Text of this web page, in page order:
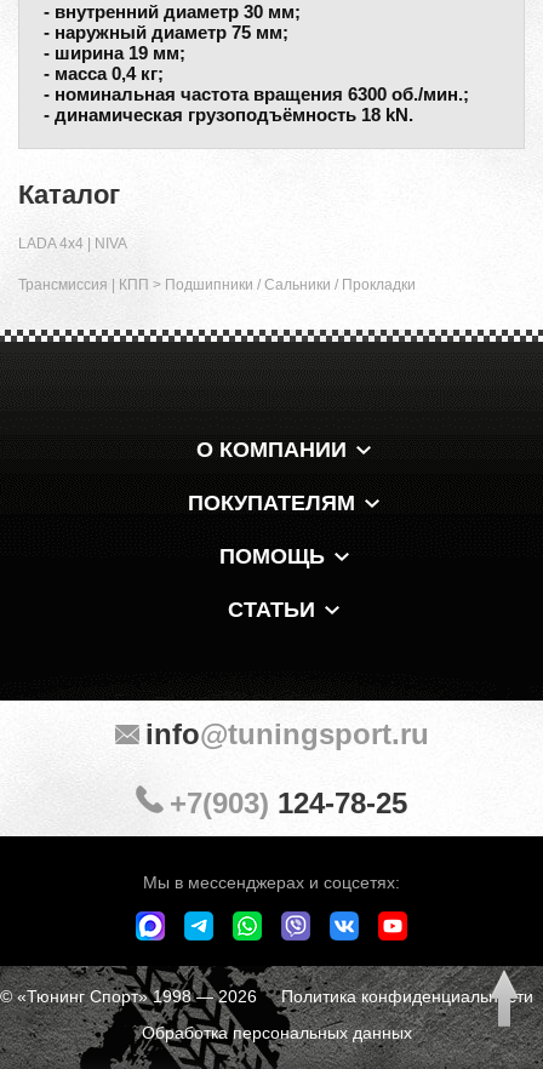
- внутренний диаметр 30 мм;
- наружный диаметр 75 мм;
- ширина 19 мм;
- масса 0,4 кг;
- номинальная частота вращения 6300 об./мин.;
- динамическая грузоподъёмность 18 kN.
Каталог
LADA 4x4 | NIVA
Трансмиссия | КПП > Подшипники / Сальники / Прокладки
О КОМПАНИИ
ПОКУПАТЕЛЯМ
ПОМОЩЬ
СТАТЬИ
Мы в мессенджерах и соцсетях:
info@tuningsport.ru
+7(903) 124-78-25
© «Тюнинг Спорт» 1998 — 2026Политика конфиденциальности
Обработка персональных данных